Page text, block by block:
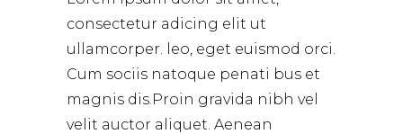
consectetur adicing elit ut
ullamcorper. leo, eget euismod orci.
Cum sociis natoque penati bus et
magnis dis.Proin gravida nibh vel
velit auctor aliquet. Aenean